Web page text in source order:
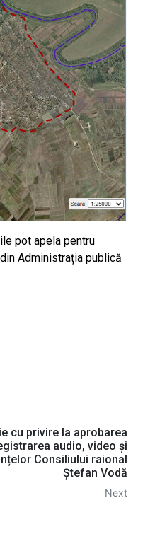
pot apela pentru
Administrația publică
cu privire la aprobarea
audio, video și
Consiliului raional
Ștefan Vodă
Next